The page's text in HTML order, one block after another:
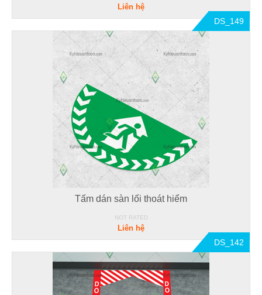
Liên hệ
DS_149
Tấm dán sàn lối thoát hiểm
NOT RATED
Liên hệ
DS_142